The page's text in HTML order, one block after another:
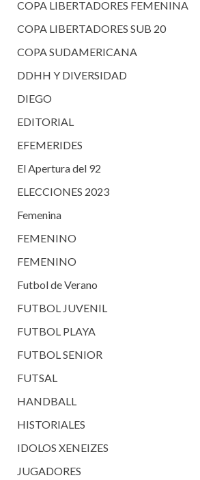
COPA LIBERTADORES FEMENINA
COPA LIBERTADORES SUB 20
COPA SUDAMERICANA
DDHH Y DIVERSIDAD
DIEGO
EDITORIAL
EFEMERIDES
El Apertura del 92
ELECCIONES 2023
Femenina
FEMENINO
FEMENINO
Futbol de Verano
FUTBOL JUVENIL
FUTBOL PLAYA
FUTBOL SENIOR
FUTSAL
HANDBALL
HISTORIALES
IDOLOS XENEIZES
JUGADORES